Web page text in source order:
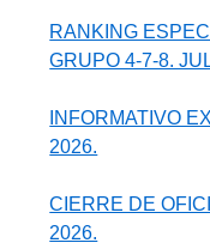
RANKING
GRUPO 4-7-8.
INFORMATIVO
2026.
CIERRE DE
2026.